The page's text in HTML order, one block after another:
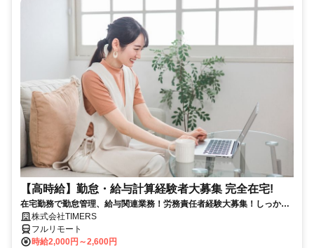
【高時給】勤怠・給与計算経験者大募集 完全在宅!
在宅勤務で勤怠管理、給与関連業務！労務責任者経験大募集！しっかり
稼ぎたい方、注目！
株式会社TIMERS
フルリモート
時給2,000円～2,600円